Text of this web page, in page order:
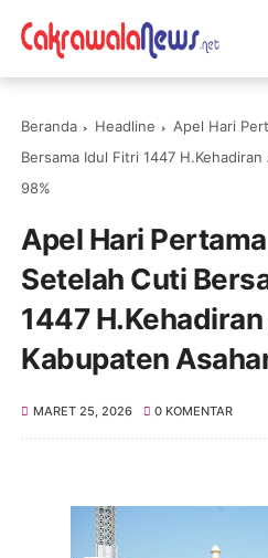
Beranda Headline
Apel Hari
Bersama Idul Fitri 1447
98%
Apel Hari
Setelah Cuti
1447 H.Kehadiran
Kabupaten
MARET 25, 2026 0 KOMENTAR